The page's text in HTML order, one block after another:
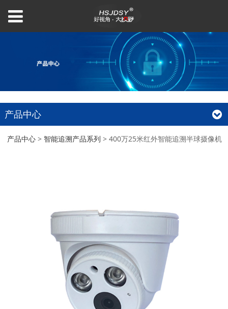
产品中心
400万25米红外智能追
产品中心 > 智能追溯产品系列 > 400万25米红外智能追溯半球摄像机